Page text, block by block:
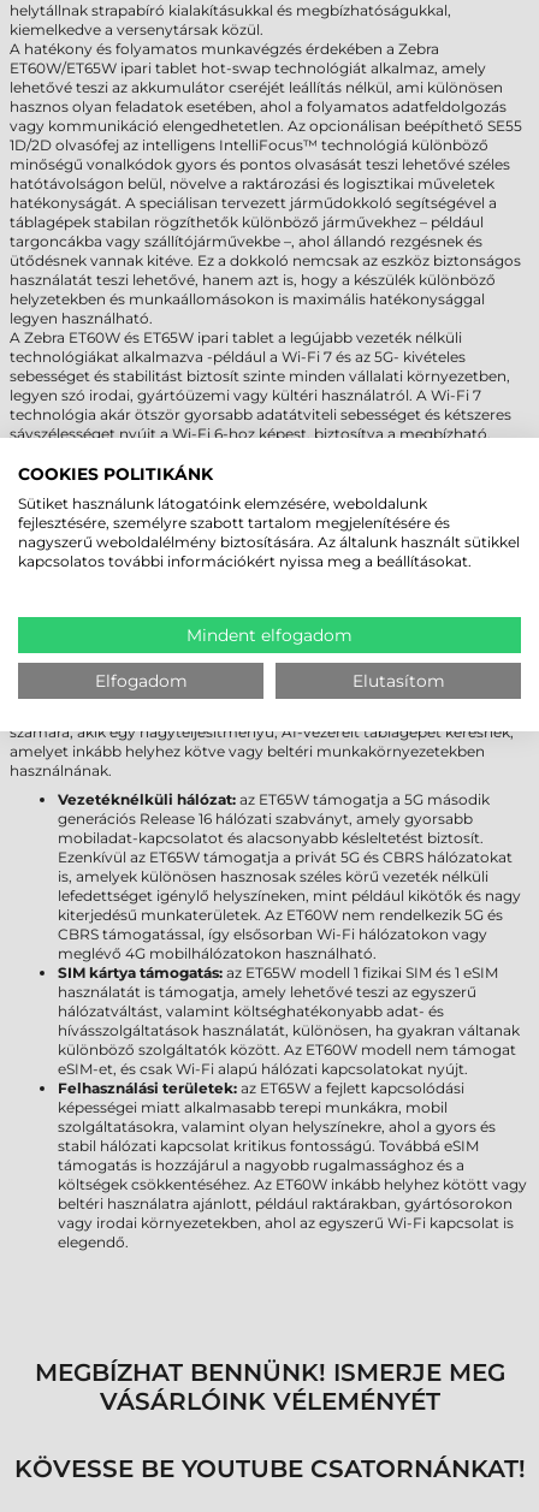
helytállnak strapabíró kialakításukkal és megbízhatóságukkal,
kiemelkedve a versenytársak közül.
A hatékony és folyamatos munkavégzés érdekében a Zebra
ET60W/ET65W ipari tablet hot-swap technológiát alkalmaz, amely
lehetővé teszi az akkumulátor cseréjét leállítás nélkül, ami különösen
hasznos olyan feladatok esetében, ahol a folyamatos adatfeldolgozás
vagy kommunikáció elengedhetetlen. Az opcionálisan beépíthető SE55
1D/2D olvasófej az intelligens IntelliFocus™ technológiá különböző
minőségű vonalkódok gyors és pontos olvasását teszi lehetővé széles
hatótávolságon belül, növelve a raktározási és logisztikai műveletek
hatékonyságát. A speciálisan tervezett járműdokkoló segítségével a
táblagépek stabilan rögzíthetők különböző járművekhez – például
targoncákba vagy szállítójárművekbe –, ahol állandó rezgésnek és
ütődésnek vannak kitéve. Ez a dokkoló nemcsak az eszköz biztonságos
használatát teszi lehetővé, hanem azt is, hogy a készülék különböző
helyzetekben és munkaállomásokon is maximális hatékonysággal
legyen használható.
A Zebra ET60W és ET65W ipari tablet a legújabb vezeték nélküli
technológiákat alkalmazva -például a Wi-Fi 7 és az 5G- kivételes
sebességet és stabilitást biztosít szinte minden vállalati környezetben,
legyen szó irodai, gyártóüzemi vagy kültéri használatról. A Wi-Fi 7
technológia akár ötször gyorsabb adatátviteli sebességet és kétszeres
sávszélességet nyújt a Wi-Fi 6-hoz képest, biztosítva a megbízható,
5G második generációs Release 16 támogatása pedig a legújabb
jobb jelerősséget, ami különösen fontos például a terepen dolgozók
számára.
A Zebra ET60W és ET65W ipari tabletetek a Zebra legújabb generációs,
mesterséges intelligenciával támogatott és strapabíró táblagépei, de
néhány kulcsfontosságú különbség megkülönbözteti őket. Az ET65W
verzió azon a vállalkozások számára jelent ideális választást, amelyek
magas szintű mobilitást, gyors 5G kapcsolódást és eSIM rugalmasságot
számára, akik egy nagyteljesítményű, AI-vezérelt táblagépet keresnek,
amelyet inkább helyhez kötve vagy beltéri munkakörnyezetekben
használnának.
Vezetéknélküli hálózat: az ET65W támogatja a 5G második
generációs Release 16 hálózati szabványt, amely gyorsabb
mobiladat-kapcsolatot és alacsonyabb késleltetést biztosít.
Ezenkívül az ET65W támogatja a privát 5G és CBRS hálózatokat
is, amelyek különösen hasznosak széles körű vezeték nélküli
lefedettséget igénylő helyszíneken, mint például kikötők és nagy
kiterjedésű munkaterületek. Az ET60W nem rendelkezik 5G és
CBRS támogatással, így elsősorban Wi-Fi hálózatokon vagy
meglévő 4G mobilhálózatokon használható.
SIM kártya támogatás: az ET65W modell 1 fizikai SIM és 1 eSIM
használatát is támogatja, amely lehetővé teszi az egyszerű
hálózatváltást, valamint költséghatékonyabb adat- és
hívásszolgáltatások használatát, különösen, ha gyakran váltanak
különböző szolgáltatók között. Az ET60W modell nem támogat
eSIM-et, és csak Wi-Fi alapú hálózati kapcsolatokat nyújt.
Felhasználási területek: az ET65W a fejlett kapcsolódási
képességei miatt alkalmasabb terepi munkákra, mobil
szolgáltatásokra, valamint olyan helyszínekre, ahol a gyors és
stabil hálózati kapcsolat kritikus fontosságú. Továbbá eSIM
támogatás is hozzájárul a nagyobb rugalmassághoz és a
költségek csökkentéséhez. Az ET60W inkább helyhez kötött vagy
beltéri használatra ajánlott, például raktárakban, gyártósorokon
vagy irodai környezetekben, ahol az egyszerű Wi-Fi kapcsolat is
elegendő.
MEGBÍZHAT BENNÜNK! ISMERJE MEG
VÁSÁRLÓINK VÉLEMÉNYÉT
KÖVESSE BE YOUTUBE CSATORNÁNKAT!
COOKIES POLITIKÁNK
Sütiket használunk látogatóink elemzésére, weboldalunk
fejlesztésére, személyre szabott tartalom megjelenítésére és
nagyszerű weboldalélmény biztosítására. Az általunk használt sütikkel
kapcsolatos további információkért nyissa meg a beállításokat.
Mindent elfogadom
Elfogadom Elutasítom